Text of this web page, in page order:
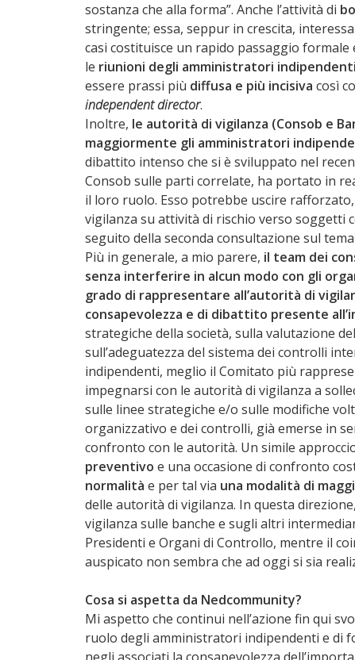
sostanza che alla forma”. Anche l’attività di
stringente; essa, seppur in crescita,
casi costituisce un rapido passaggio
le riunioni degli amministratori indipendenti
essere prassi più diffusa e più incisiva così
independent director.
Inoltre, le autorità di vigilanza (Consob e
maggiormente gli amministratori
dibattito intenso che si è sviluppato nel
Consob sulle parti correlate, ha portato in
il loro ruolo. Esso potrebbe uscire
vigilanza su attività di rischio verso soggetti
seguito della seconda consultazione sul
Più in generale, a mio parere, il team dei
senza interferire in alcun modo con gli
grado di rappresentare all’autorità di
consapevolezza e di dibattito presente
strategiche della società, sulla valutazione
sull’adeguatezza del sistema dei controlli
indipendenti, meglio il Comitato più
impegnarsi con le autorità di vigilanza a
sulle linee strategiche e/o sulle modifiche
organizzativo e dei controlli, già emerse in
confronto con le autorità. Un simile
preventivo e una occasione di confronto
normalità e per tal via una modalità di
delle autorità di vigilanza. In questa
vigilanza sulle banche e sugli altri
Presidenti e Organi di Controllo, mentre il
auspicato non sembra che ad oggi si sia
Cosa si aspetta da Nedcommunity?
Mi aspetto che continui nell’azione fin qui
ruolo degli amministratori indipendenti e di